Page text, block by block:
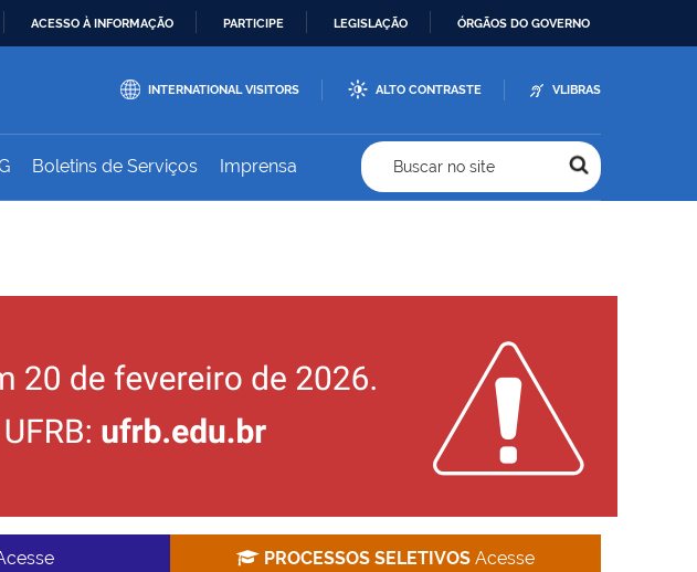
ACESSO À INFORMAÇÃO PARTICIPE LEGISLAÇÃO ÓRGÃOS DO GOVERNO
INTERNATIONAL VISITORS ALTO CONTRASTE VLIBRAS
Boletins de Serviços Imprensa Buscar no site
PROCESSOS SELETIVOS Acesse